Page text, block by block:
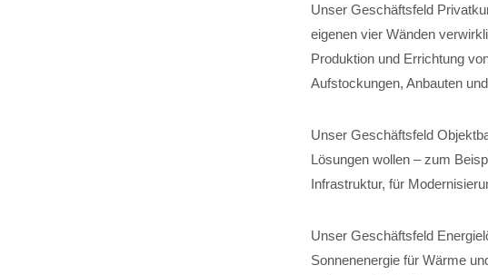
Unser Geschäftsfeld
eigenen vier Wänden
Produktion und Errichtung
Aufstockungen, Anbauten
Unser Geschäftsfeld
Lösungen wollen – zum
Infrastruktur, für
Unser Geschäftsfeld
Sonnenenergie für Wärme